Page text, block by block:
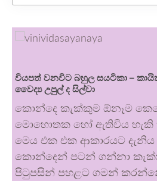
වියපත් වනවිට බහුල සයටිකා –
වෛද්‍ය උපුල් ද සිල්වා
කොන්දෙ කැක්කුම ඕනෑම
මොහොතක හෝ ඇතිවිය හැකි
මෙය එක එක ආකාරයට
කොන්දෙන් පටන් ගන්නා
පිටුපසින් පහළට ගමන්